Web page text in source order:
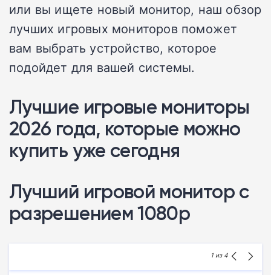
или вы ищете новый монитор, наш обзор
лучших игровых мониторов поможет
вам выбрать устройство, которое
подойдет для вашей системы.
Лучшие игровые мониторы
2026 года, которые можно
купить уже сегодня
Лучший игровой монитор с
разрешением 1080p
1 из 4